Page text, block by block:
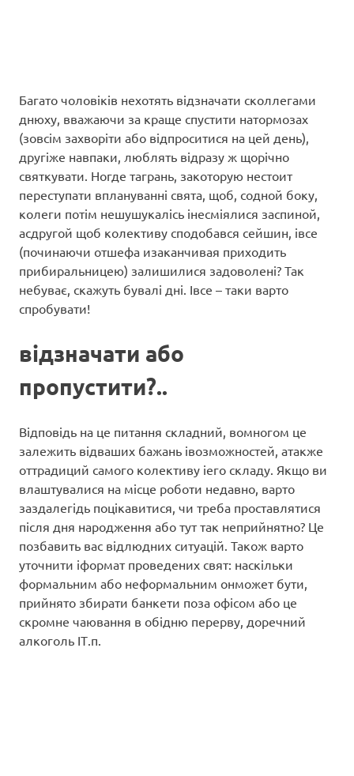
Багато чоловіків нехотять відзначати сколлегами
днюху, вважаючи за краще спустити натормозах
(зовсім захворіти або відпроситися на цей день),
другіже навпаки, люблять відразу ж щорічно
святкувати. Ногде тагрань, закоторую нестоит
переступати вплануванні свята, щоб, содной боку,
колеги потім нешушукалісь інесміялися заспиной,
асдругой щоб колективу сподобався сейшин, івсе
(починаючи отшефа изаканчивая приходить
прибиральницею) залишилися задоволені? Так
небуває, скажуть бувалі дні. Івсе – таки варто
спробувати!
відзначати або
пропустити?..
Відповідь на це питання складний, вомногом це
залежить відваших бажань івозможностей, атакже
оттрадиций самого колективу іего складу. Якщо ви
влаштувалися на місце роботи недавно, варто
заздалегідь поцікавитися, чи треба проставлятися
після дня народження або тут так неприйнятно? Це
позбавить вас відлюдних ситуацій. Також варто
уточнити іформат проведених свят: наскільки
формальним або неформальним онможет бути,
прийнято збирати банкети поза офісом або це
скромне чаювання в обідню перерву, доречний
алкоголь ІТ.п.